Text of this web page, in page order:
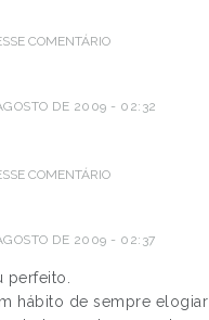
COMENTÁRIO
DE 2009 - 02:32
COMENTÁRIO
DE 2009 - 02:37
perfeito.
hábito de sempre elogiar